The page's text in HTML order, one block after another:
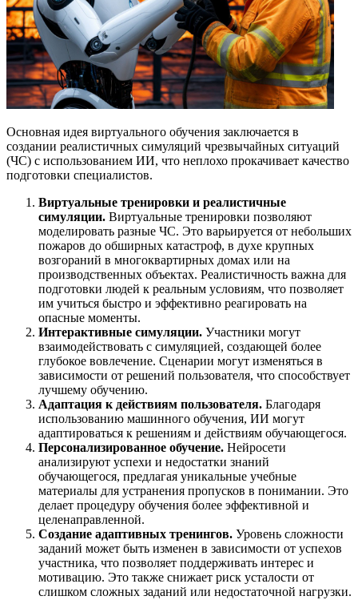
Основная идея виртуального обучения заключается в
создании реалистичных симуляций чрезвычайных ситуаций
(ЧС) с использованием ИИ, что неплохо прокачивает качество
подготовки специалистов.
Виртуальные тренировки и реалистичные
симуляции. Виртуальные тренировки позволяют
моделировать разные ЧС. Это варьируется от небольших
пожаров до обширных катастроф, в духе крупных
возгораний в многоквартирных домах или на
производственных объектах. Реалистичность важна для
подготовки людей к реальным условиям, что позволяет
им учиться быстро и эффективно реагировать на
опасные моменты.
Интерактивные симуляции. Участники могут
взаимодействовать с симуляцией, создающей более
глубокое вовлечение. Сценарии могут изменяться в
зависимости от решений пользователя, что способствует
лучшему обучению.
Адаптация к действиям пользователя. Благодаря
использованию машинного обучения, ИИ могут
адаптироваться к решениям и действиям обучающегося.
Персонализированное обучение. Нейросети
анализируют успехи и недостатки знаний
обучающегося, предлагая уникальные учебные
материалы для устранения пропусков в понимании. Это
делает процедуру обучения более эффективной и
целенаправленной.
Создание адаптивных тренингов. Уровень сложности
заданий может быть изменен в зависимости от успехов
участника, что позволяет поддерживать интерес и
мотивацию. Это также снижает риск усталости от
слишком сложных заданий или недостаточной нагрузки.